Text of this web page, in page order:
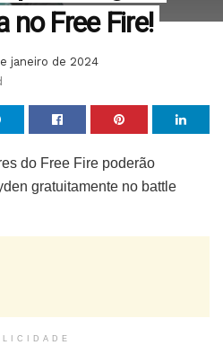
no Free Fire!
janeiro de 2024
do Free Fire poderão
gratuitamente no battle